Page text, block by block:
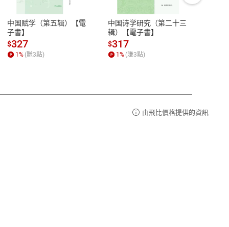
性
參
服務時間：週一到週五 10:00-12:00、
13:00-17:00 (國定假日及例假日休息)
客服電話：0080-1857077
中国赋学（第五辑）【電
子書】
$327
1% (賺3點)
中国诗学研究（第二十三
辑）【電子書】
$317
1% (賺3點)
由飛比價格提供的資訊